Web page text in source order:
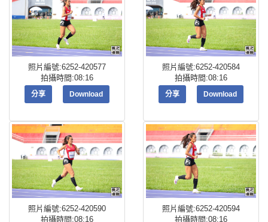
照片編號:6252-420577
拍攝時間:08:16
分享 Download
照片編號:6252-420584
拍攝時間:08:16
分享 Download
照片編號:6252-420590
拍攝時間:08:16
照片編號:6252-420594
拍攝時間:08:16